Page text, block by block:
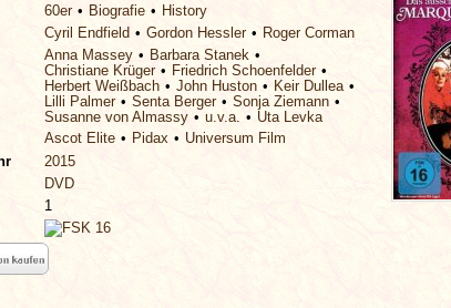
60er Biografie
History
Cyril Endfield Gordon Hessler
Roger Corman
Anna Massey
Barbara Stanek
Christiane Krüger
Friedrich Schoenfelder
Herbert Weißbach
John Huston
Keir Dullea
Lilli Palmer
Senta Berger
Sonja Ziemann
Susanne von Almassy
u.v.a.
Uta Levka
Ascot Elite Pidax
Universum Film
2015
DVD
1